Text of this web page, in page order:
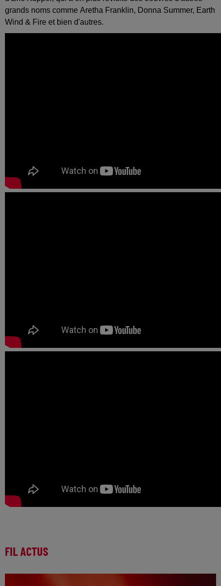
grands noms comme Aretha Franklin, Donna Summer, Earth
Wind & Fire et bien d'autres.
FIL ACTUS